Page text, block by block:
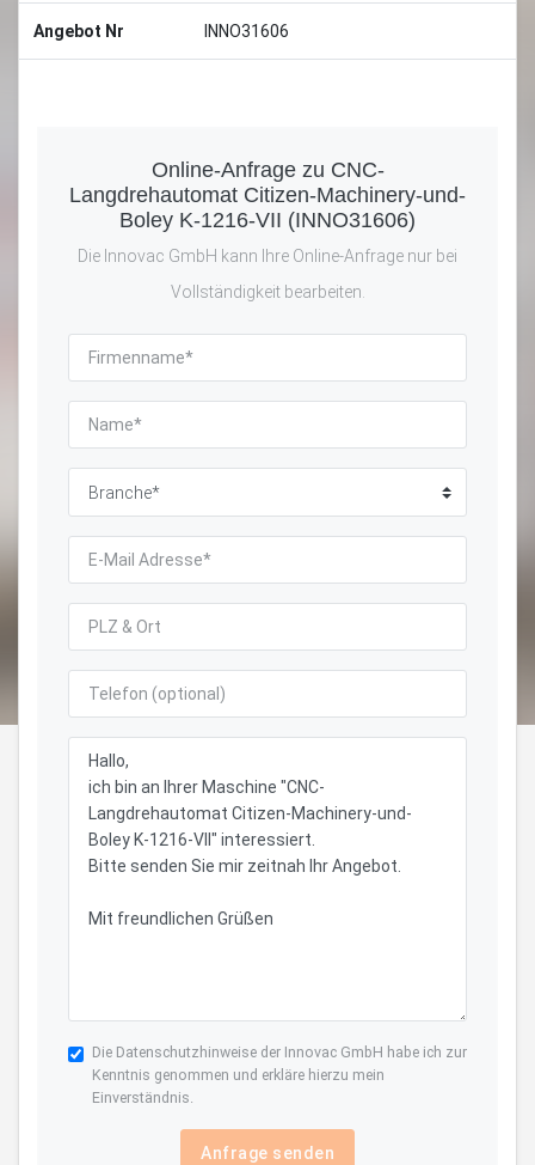
Angebot Nr INNO31606
Online-Anfrage zu CNC-
Langdrehautomat Citizen-Machinery-und-
Boley K-1216-VII (INNO31606)
Die Innovac GmbH kann Ihre Online-Anfrage nur bei
Vollständigkeit bearbeiten.
Die Datenschutzhinweise der Innovac GmbH habe ich zur
Kenntnis genommen und erkläre hierzu mein
Einverständnis.
Anfrage senden